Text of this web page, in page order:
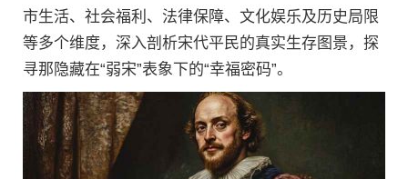
市生活、社会福利、法律保障、文化娱乐及历史局限
等多个维度，深入剖析宋代平民的真实生存图景，探
寻那隐藏在“弱宋”表象下的“幸福密码”。